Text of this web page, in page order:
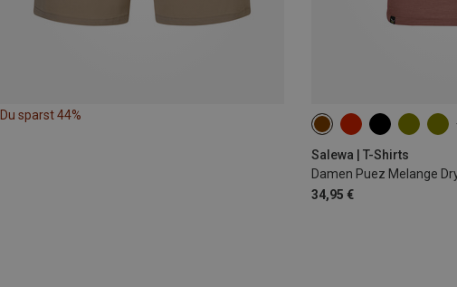
Du sparst 44%
Salewa | T-Shirts
Damen Puez Melange
34,95 €
XS S M